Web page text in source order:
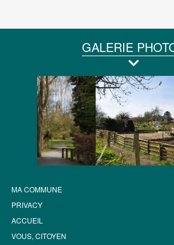
GALERIE
MA COMMUNE
PRIVACY
ACCUEIL
VOUS, CITOYEN